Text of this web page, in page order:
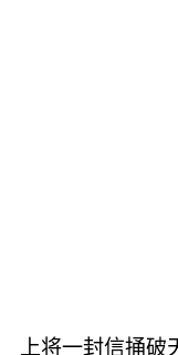
上将一封信捅破